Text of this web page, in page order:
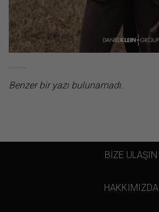
Benzer bir yazı bulunamadı.
BİZE ULAŞIN
HAKKIMIZDA